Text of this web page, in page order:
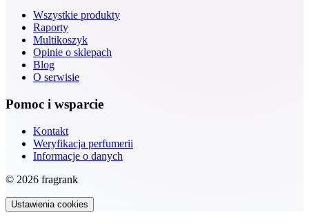
Wszystkie produkty
Raporty
Multikoszyk
Opinie o sklepach
Blog
O serwisie
Pomoc i wsparcie
Kontakt
Weryfikacja perfumerii
Informacje o danych
© 2026 fragrank
Ustawienia cookies